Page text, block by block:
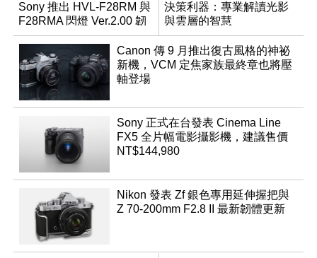
Sony 推出 HVL-F28RM 與
F28RMA 閃燈 Ver.2.00 韌
體
決策利器：專業解讀光影
與雲層的智慧
App「Atmos」登場
Canon 傳 9 月推出復古風格的神祕
新機，VCM 定焦家族最終章也將壓
軸登場
Sony 正式在台發表 Cinema Line
FX5 全片幅電影攝影機，建議售價
NT$144,980
Nikon 發表 Zf 銀色專用延伸握把與
Z 70-200mm F2.8 II 最新韌體更新